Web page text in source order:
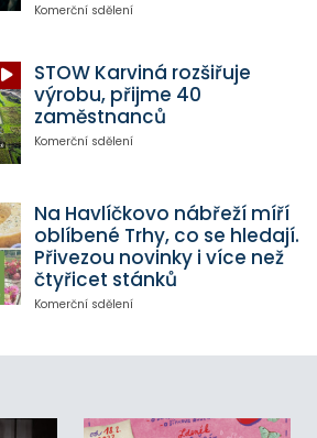
Komerční sdělení
STOW Karviná rozšiřuje
výrobu, přijme 40
zaměstnanců
Komerční sdělení
Na Havlíčkovo nábřeží míří
oblíbené Trhy, co se hledají.
Přivezou novinky i více než
čtyřicet stánků
Komerční sdělení